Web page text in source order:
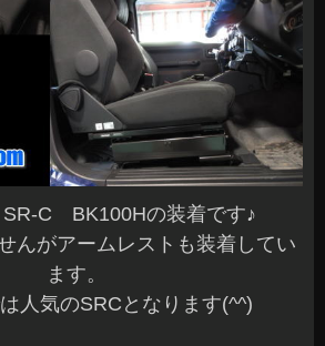
C BK100Hの装着です♪
んがアームレストも装着してい
ます。
人気のSRCとなります(^^)